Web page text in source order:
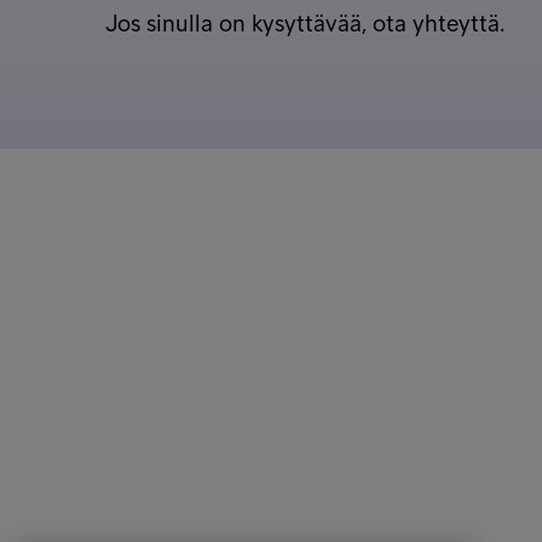
Jos sinulla on kysyttävää, ota yhteyttä.